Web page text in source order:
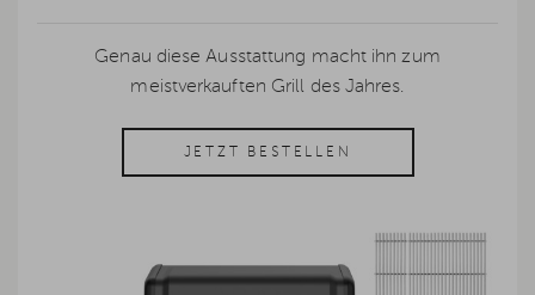
Genau diese Ausstattung macht ihn zum
meistverkauften Grill des Jahres.
JETZT BESTELLEN